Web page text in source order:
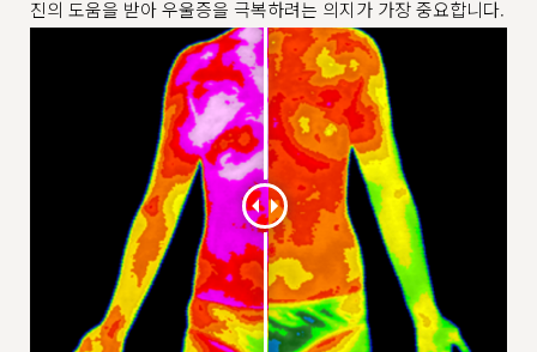
진의 도움을 받아 우울증을 극복하려는 의지가 가장 중요합니다.